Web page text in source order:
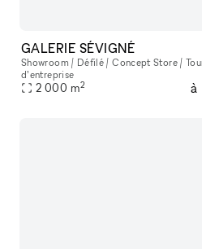
GALERIE SÉVIGNÉ
Showroom / Défilé / Concept Store /
d’entreprise
2 000 m2 à